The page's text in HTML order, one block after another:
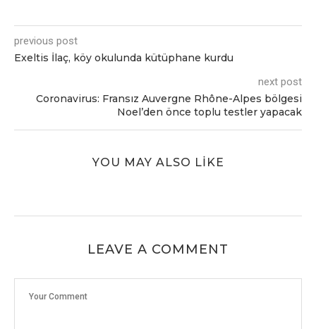
previous post
Exeltis İlaç, köy okulunda kütüphane kurdu
next post
Coronavirus: Fransız Auvergne Rhône-Alpes bölgesi
Noel’den önce toplu testler yapacak
YOU MAY ALSO LIKE
LEAVE A COMMENT